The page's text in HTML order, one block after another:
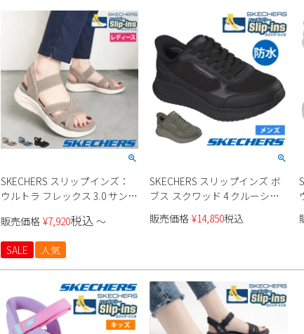
SKECHERS スリップインズ：
ウルトラ フレックス 3.0 サンダ
販売価格 ¥7,920税込 〜
SALE 人気
SKECHERS スリップインズ ボ
ブス スクワッド 4 クルーシャ
ル ステップ 防水 118416 メンズ
販売価格 ¥14,850税込